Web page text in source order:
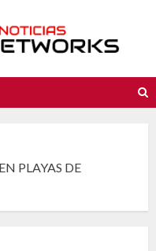
PLAYAS DE